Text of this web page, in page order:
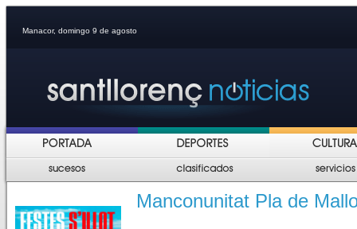
Manacor, domingo 9 de agosto
Manconunitat Pla de